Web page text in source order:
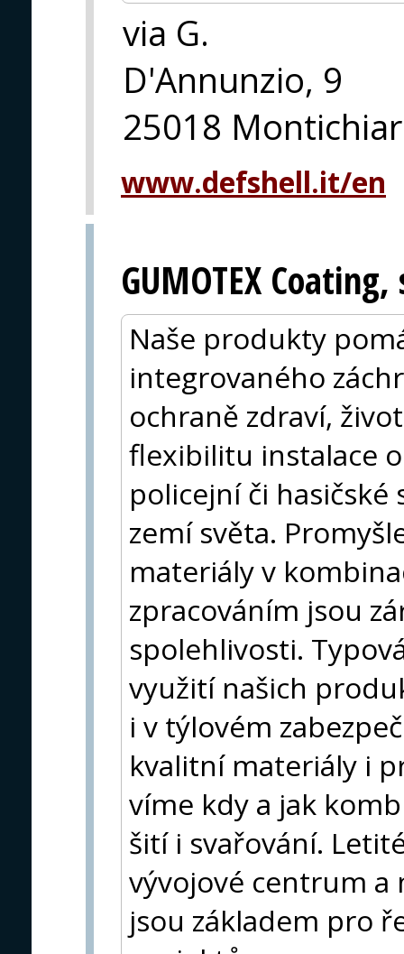
via G.
D'Annunzio, 9
25018
www.defshell.it/en
GUMOTEX
Naše produkty
integrovaného
ochraně zdraví,
flexibilitu instalace
policejní či
zemí světa.
materiály v
zpracováním jsou
spolehlivosti.
využití našich
i v týlovém
kvalitní materiály i
víme kdy a jak
šití i svařování.
vývojové centrum
jsou základem pro